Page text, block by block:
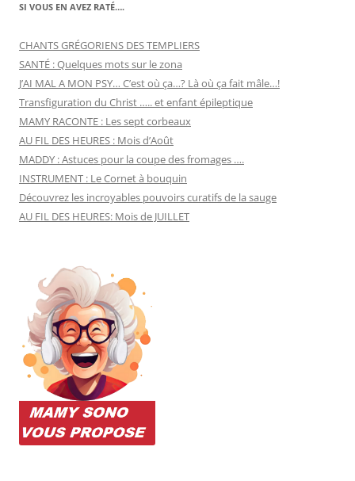
SI VOUS EN AVEZ RATÉ….
CHANTS GRÉGORIENS DES TEMPLIERS
SANTÉ : Quelques mots sur le zona
J’AI MAL A MON PSY… C’est où ça…? Là où ça fait mâle…!
Transfiguration du Christ ….. et enfant épileptique
MAMY RACONTE : Les sept corbeaux
AU FIL DES HEURES : Mois d’Août
MADDY : Astuces pour la coupe des fromages ….
INSTRUMENT : Le Cornet à bouquin
Découvrez les incroyables pouvoirs curatifs de la sauge
AU FIL DES HEURES: Mois de JUILLET